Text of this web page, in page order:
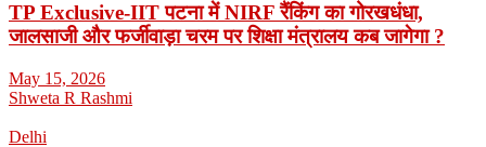
TP Exclusive-IIT पटना में NIRF रैंकिंग का गोरखधंधा,
जालसाजी और फर्जीवाड़ा चरम पर शिक्षा मंत्रालय कब जागेगा ?
May 15, 2026
Shweta R Rashmi
Delhi